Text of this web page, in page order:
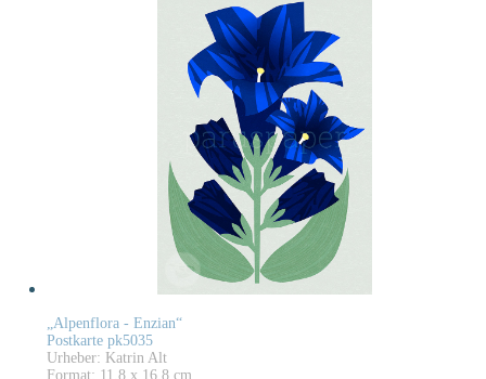
„Alpenflora - Enzian“
Postkarte pk5035
Urheber: Katrin Alt
Format: 11,8 x 16,8 cm